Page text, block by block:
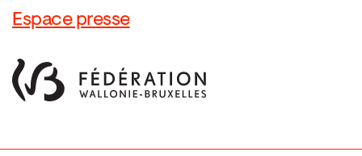
Espace presse